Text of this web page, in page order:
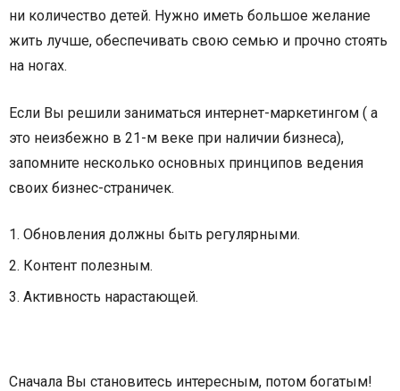
ни количество детей. Нужно иметь большое желание
жить лучше, обеспечивать свою семью и прочно стоять
на ногах.
Если Вы решили заниматься интернет-маркетингом ( а
это неизбежно в 21-м веке при наличии бизнеса),
запомните несколько основных принципов ведения
своих бизнес-страничек.
Обновления должны быть регулярными.
Контент полезным.
Активность нарастающей.
Сначала Вы становитесь интересным, потом богатым!